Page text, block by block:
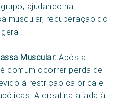
ajudando na
muscular, recuperação do
Muscular: Após a
comum ocorrer perda de
à restrição calórica e
A creatina aliada à